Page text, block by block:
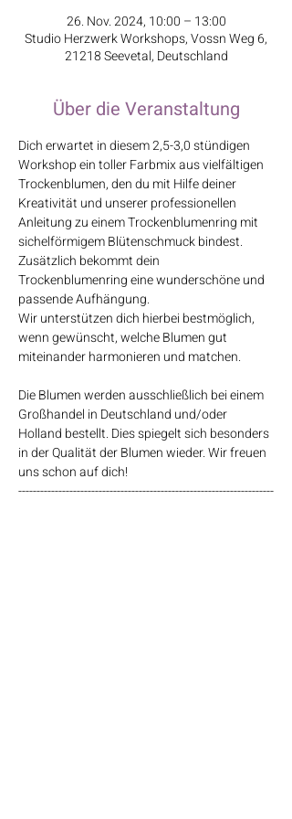
26. Nov. 2024, 10:00 – 13:00
Studio Herzwerk Workshops, Vossn Weg 6,
21218 Seevetal, Deutschland
Über die Veranstaltung
Dich erwartet in diesem 2,5-3,0 stündigen
Workshop ein toller Farbmix aus vielfältigen
Trockenblumen, den du mit Hilfe deiner
Kreativität und unserer professionellen
Anleitung zu einem Trockenblumenring mit
sichelförmigem Blütenschmuck bindest.
Zusätzlich bekommt dein
Trockenblumenring eine wunderschöne und
passende Aufhängung.
Wir unterstützen dich hierbei bestmöglich,
wenn gewünscht, welche Blumen gut
miteinander harmonieren und matchen.
Die Blumen werden ausschließlich bei einem
Großhandel in Deutschland und/oder
Holland bestellt. Dies spiegelt sich besonders
in der Qualität der Blumen wieder. Wir freuen
uns schon auf dich!
----------------------------------------------------------------------